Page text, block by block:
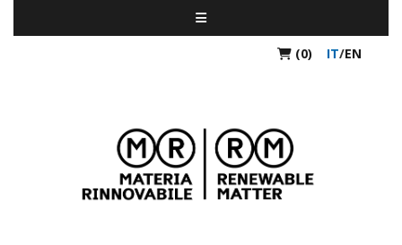
(0) IT/EN